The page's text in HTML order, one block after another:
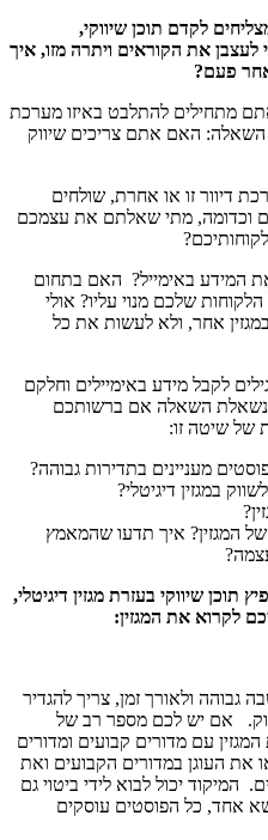
לקדם תוכן שיווקי,
לעצבן את הקוראים ויתרה מזו, איך
פעם?
מתחילים להתלבט באיזו מערכת
האם אתם צריכים שיווק
דיוור זו או אחרת, שולחים
וכדומה, מתי שאלתם את עצמכם
המידע באימייל? האם בתחום
שלכם מנוי עליו? אולי
אחר, ולא לעשות את כל
לקבל מידע באימיילים וחלקם
נשאלת השאלה אם ברשותכם
של שיטה זו:
מעניינים בתדירות גבוהה?
במגזין דיגיטלי?
המגזין? איך תדעו שהמאמץ
שיווקי בעזרת מגזין דיגיטלי,
לקרוא את המגזין:
גבוהה ולאורך זמן, צריך להגדיר
אם יש לכם מספר רב של
עם מדורים קבועים ומדורים
העוגן במדורים הקבועים ואת
המיקוד יכול לבוא לידי ביטוי גם
אחד, כל הפוסטים עוסקים